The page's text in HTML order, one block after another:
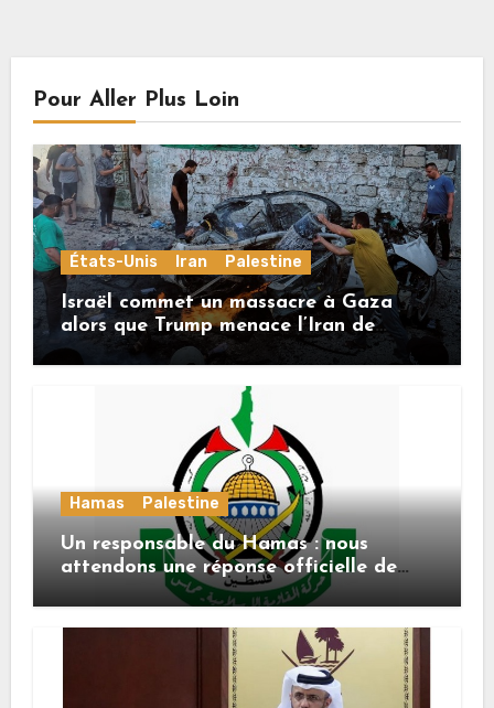
Pour Aller Plus Loin
États-Unis Iran Palestine
Israël commet un massacre à Gaza
alors que Trump menace l’Iran de
«décapitation»
Hamas Palestine
Un responsable du Hamas : nous
attendons une réponse officielle de
Mladenov concernant la feuille de
route de la deuxième phase de l’accord